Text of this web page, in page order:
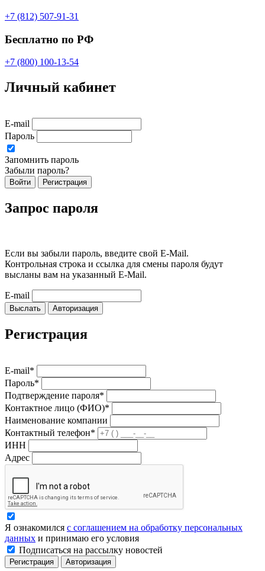
+7 (812) 507-91-31
Бесплатно по РФ
+7 (800) 100-13-54
Личный кабинет
E-mail
Пароль
Запомнить пароль
Забыли пароль?
Войти Регистрация
Запрос пароля
Если вы забыли пароль, введите свой E-Mail.
Контрольная строка и ссылка для смены пароля будут
высланы вам на указанный E-Mail.
E-mail
Выслать Авторизация
Регистрация
E-mail*
Пароль*
Подтверждение пароля*
Контактное лицо (ФИО)*
Наименование компании
Контактный телефон*
ИНН
Адрес
Я ознакомился с соглашением на обработку персональных
данных и принимаю его условия
Подписаться на рассылку новостей
Регистрация Авторизация